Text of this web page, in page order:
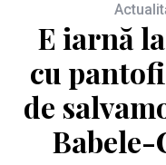
E iarnă
cu
de